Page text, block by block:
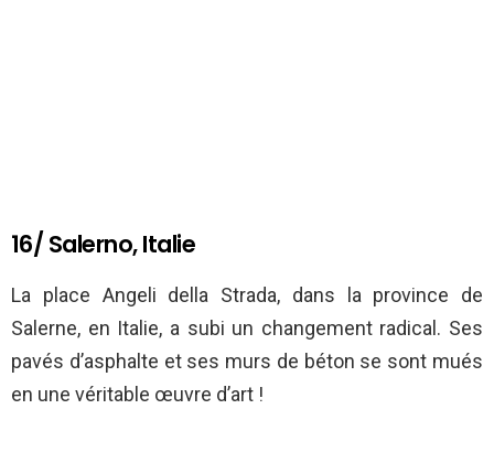
16/ Salerno, Italie
La place Angeli della Strada, dans la province de
Salerne, en Italie, a subi un changement radical. Ses
pavés d’asphalte et ses murs de béton se sont mués
en une véritable œuvre d’art !